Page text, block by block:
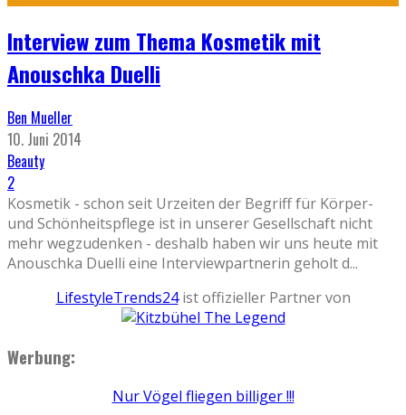
Interview zum Thema Kosmetik mit
Anouschka Duelli
Ben Mueller
10. Juni 2014
Beauty
2
Kosmetik - schon seit Urzeiten der Begriff für Körper-
und Schönheitspflege ist in unserer Gesellschaft nicht
mehr wegzudenken - deshalb haben wir uns heute mit
Anouschka Duelli eine Interviewpartnerin geholt d...
LifestyleTrends24ist offizieller Partner von
Werbung:
Nur Vögel fliegen billiger !!!